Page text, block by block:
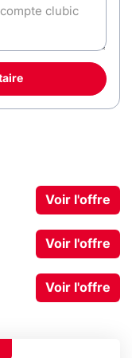
Voir l'offre
Voir l'offre
Voir l'offre